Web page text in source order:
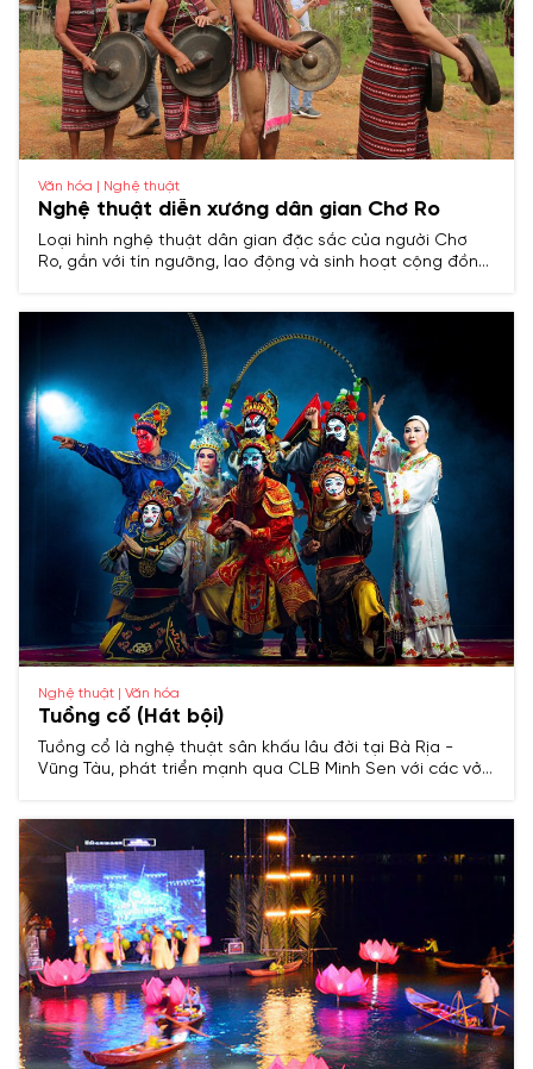
Văn hóa | Nghệ thuật
Nghệ thuật diễn xướng dân gian Chơ Ro
Loại hình nghệ thuật dân gian đặc sắc của người Chơ
Ro, gắn với tín ngưỡng, lao động và sinh hoạt cộng đồng,
Nghệ thuật | Văn hóa
Tuồng cổ (Hát bội)
Tuồng cổ là nghệ thuật sân khấu lâu đời tại Bà Rịa -
Vũng Tàu, phát triển mạnh qua CLB Minh Sen với các vở